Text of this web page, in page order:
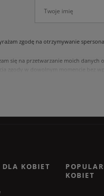
zgodę na otrzymywanie
się na przetwarzanie moich
zgody w dowolnym momencie bez
swoich danych i ich sprostowania,
KOBIET
KOBIET